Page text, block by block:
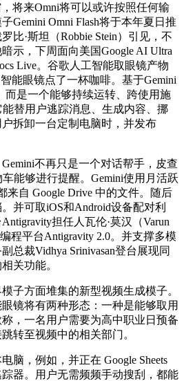
将来Omni将可以或许按照任何输
Gemini Omni Flash将于本年夏日推
比·斯坦（Robbie Stein）引见，不
示，下周面向美国Google AI Ultra
Live。谷歌人工智能取眼镜产物
能眼镜点了一杯咖啡。基于Gemini
而是一个能够持续运转、跨使用施
替用户逃踪消息、生成内容、挪
拆卸一台定制电脑时，并发布
不再只是一个对话帮手，皮查
能够进行提醒。Gemini使用月活跃
来自 Google Drive 中的文件。随后
并可取iOS和Android设备配对利
担任人瓦伦·莫汉（Varun
程平台Antigravity 2.0。并支撑多模
总裁Vidhya Srinivasan登台展现同
关功能。
方面堆集的新型视频生成模子。
镜将有两种形态：一种是能够取用
，一名用户需要为高中职业日预备
转至视频中的相关部门。
，例如，并正在 Google Sheets
器。用户无需频频手动搜刮，都能